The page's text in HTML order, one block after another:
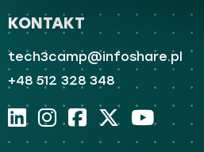
KONTAKT
tech3camp@infoshare.pl
+48 512 328 348